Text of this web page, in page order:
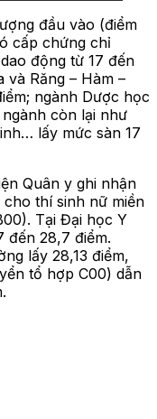
đầu vào (điểm
cấp chứng chỉ
động từ 17 đến
Răng – Hàm –
ngành Dược học
còn lại như
lấy mức sàn 17
Quân y ghi nhận
thí sinh nữ miền
Tại Đại học Y
đến 28,7 điểm.
lấy 28,13 điểm,
tổ hợp C00) dẫn